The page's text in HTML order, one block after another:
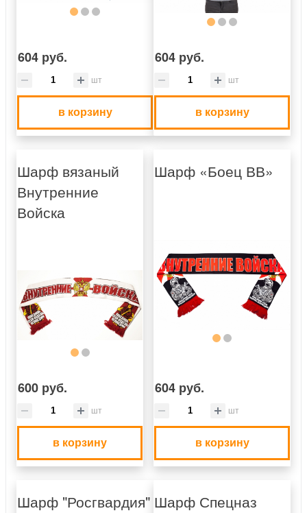
604 руб.
шт
в корзину
604 руб.
шт
в корзину
Шарф вязаный
Внутренние
Войска
600 руб.
шт
в корзину
Шарф «Боец ВВ»
604 руб.
шт
в корзину
Шарф "Росгвардия" Шарф Спецназ